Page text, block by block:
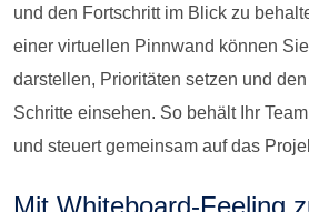
und den Fortschritt im Blick zu
einer virtuellen Pinnwand können Sie
darstellen, Prioritäten setzen und
Schritte einsehen. So behält Ihr
und steuert gemeinsam auf das
Mit Whiteboard-Feeling